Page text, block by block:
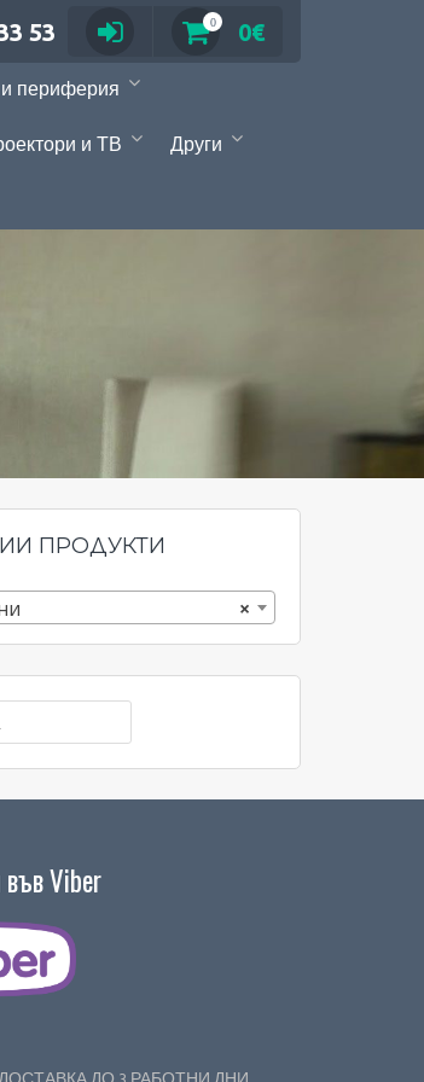
53 0 0€
периферия
и ТВ
Други
ПРОДУКТИ
×
ни във Viber